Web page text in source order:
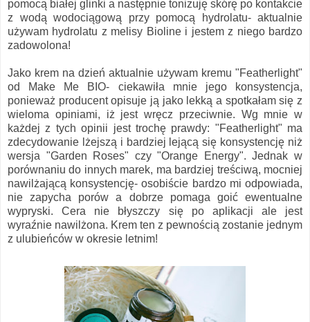
pomocą białej glinki a następnie tonizuję skórę po kontakcie
z wodą wodociągową przy pomocą hydrolatu- aktualnie
używam hydrolatu z melisy Bioline i jestem z niego bardzo
zadowolona!
Jako krem na dzień aktualnie używam kremu "Featherlight"
od Make Me BIO- ciekawiła mnie jego konsystencja,
ponieważ producent opisuje ją jako lekką a spotkałam się z
wieloma opiniami, iż jest wręcz przeciwnie. Wg mnie w
każdej z tych opinii jest trochę prawdy: "Featherlight" ma
zdecydowanie lżejszą i bardziej lejącą się konsystencję niż
wersja "Garden Roses" czy "Orange Energy". Jednak w
porównaniu do innych marek, ma bardziej treściwą, mocniej
nawilżającą konsystencję- osobiście bardzo mi odpowiada,
nie zapycha porów a dobrze pomaga goić ewentualne
wypryski. Cera nie błyszczy się po aplikacji ale jest
wyraźnie nawilżona. Krem ten z pewnością zostanie jednym
z ulubieńców w okresie letnim!